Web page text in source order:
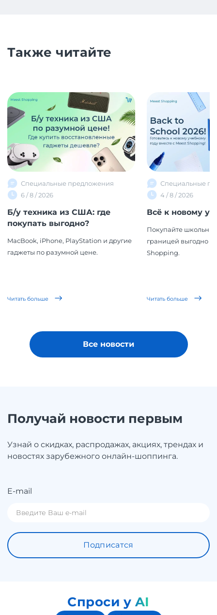
Также читайте
Специальные предложения
6 / 8 / 2026
Б/у техника из США: где
покупать выгодно?
MacBook, iPhone, PlayStation и другие
гаджеты по разумной цене.
Читать больше
Специальные
4 / 8 / 2026
Всё к новому
Покупайте
границей выгодно
Shopping.
Читать больше
Все новости
Получай новости первым
Узнай о скидках, распродажах, акциях, трендах и
новостях зарубежного онлайн-шоппинга.
E-mail
Подписатся
Спроси у AI